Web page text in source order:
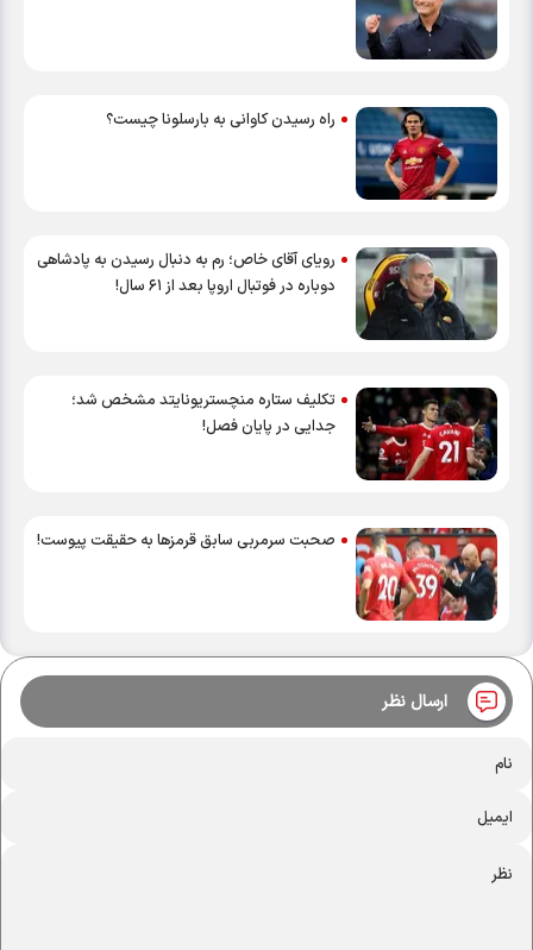
راه رسیدن کاوانی به بارسلونا چیست؟
رویای آقای خاص؛ رم به دنبال رسیدن به پادشاهی
دوباره در فوتبال اروپا بعد از ۶۱ سال!
تکلیف ستاره منچستریونایتد مشخص شد؛
جدایی در پایان فصل!
صحبت‌ سرمربی سابق قرمزها به حقیقت پیوست!
ارسال نظر